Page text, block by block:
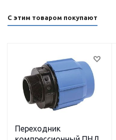
С этим товаром покупают
Переходник